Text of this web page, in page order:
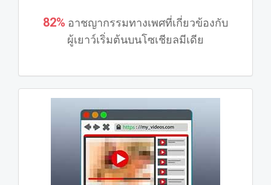
82% อาชญากรรมทางเพศที่เกี่ยวข้องกับ
ผู้เยาว์เริ่มต้นบนโซเชียลมีเดีย